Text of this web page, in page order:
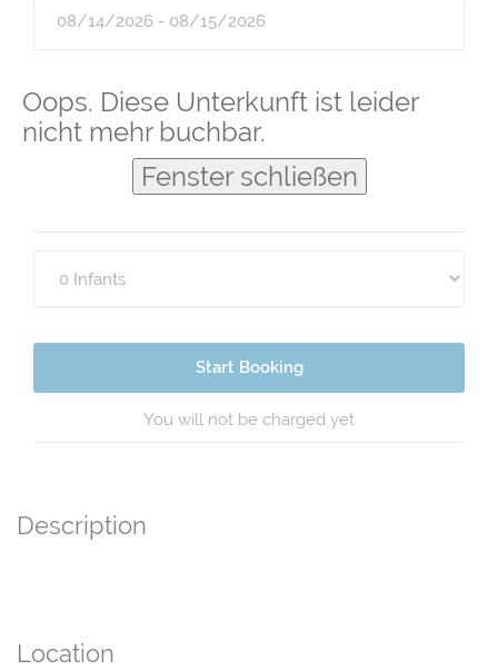
Oops. Diese Unterkunft ist leider
nicht mehr buchbar.
Fenster schließen
Start Booking
You will not be charged yet
Description
Location